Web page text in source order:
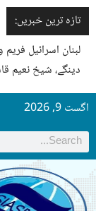
تازہ ترین خبریں:
لبنان اسرائیل
دینگے، شیخ نعیم
اگست 9, 2026